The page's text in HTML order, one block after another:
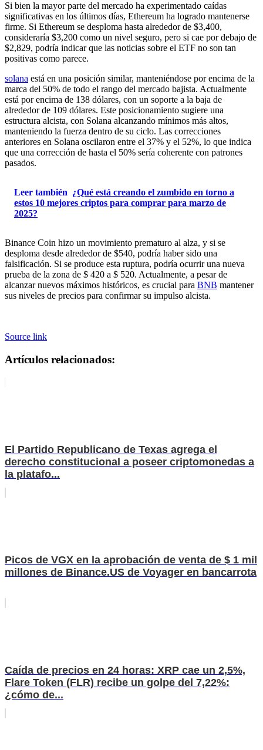
Si bien la mayor parte del mercado ha experimentado caídas
significativas en los últimos días, Ethereum ha logrado mantenerse
firme. Si Ethereum se desploma hasta alrededor de $3,400,
consideraría $3,200 como un nivel seguro, pero si cae por debajo de
$2,829, podría indicar que las noticias sobre el ETF no son tan
positivas como parece.
solana está en una posición similar, manteniéndose por encima de la
marca del 50% de todo el rango del mercado bajista. Actualmente
está por encima de 138 dólares, con un soporte a la baja de
alrededor de 109 dólares. Este posicionamiento sugiere una
estructura alcista, con Solana alcanzando mínimos más altos,
manteniendo la fuerza dentro de su ciclo. Las correcciones
anteriores en Solana oscilaron entre el 37% y el 52%, lo que indica
que una corrección de hasta el 50% sería coherente con patrones
pasados.
Leer también ¿Qué está creando el zumbido en torno a
estos 10 mejores criptos para comprar para marzo de
2025?
Binance Coin hizo un movimiento prematuro al alza, y si se
desploma desde alrededor de $540, podría haber sido una
falsificación. Si se produce esta ruptura, podría ocurrir una nueva
prueba de la zona de $ 420 a $ 520. Actualmente, a pesar de
alcanzar nuevos máximos históricos, es crucial para BNB mantener
sus niveles de precios para confirmar su impulso alcista.
Source link
Artículos relacionados:
El Partido Republicano de Texas agrega el
derecho constitucional a poseer criptomonedas a
la platafo...
Picos de VGX en la aprobación de venta de $ 1 mil
millones de Binance.US de Voyager en bancarrota
Caída de precios en 24 horas: XRP cae un 2,5%,
Flare Token (FLR) recibe un golpe del 7,22%:
¿cómo de...